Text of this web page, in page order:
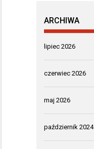
ARCHIWA
lipiec 2026
czerwiec 2026
maj 2026
październik 2024